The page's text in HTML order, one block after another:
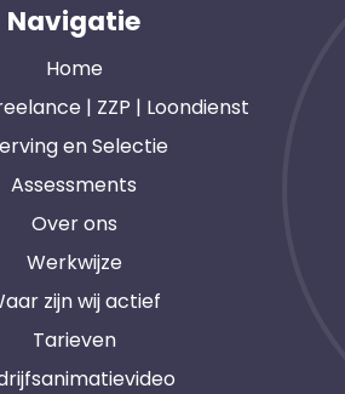
Navigatie
Home
| ZZP | Loondienst
en Selectie
Assessments
Over ons
Werkwijze
zijn wij actief
Tarieven